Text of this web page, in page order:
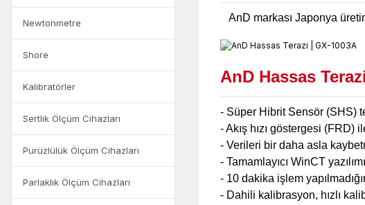
Newtonmetre
Shore
Kalibratörler
Sertlik Ölçüm Cihazları
Pürüzlülük Ölçüm Cihazları
Parlaklık Ölçüm Cihazları
AnD markası Japonya
AnD Hassas
- Süper Hibrit Sensör (SHS)
- Akış hızı göstergesi (FRD)
- Verileri bir daha asla
- Tamamlayıcı WinCT
- 10 dakika işlem
- Dahili kalibrasyon, hızlı